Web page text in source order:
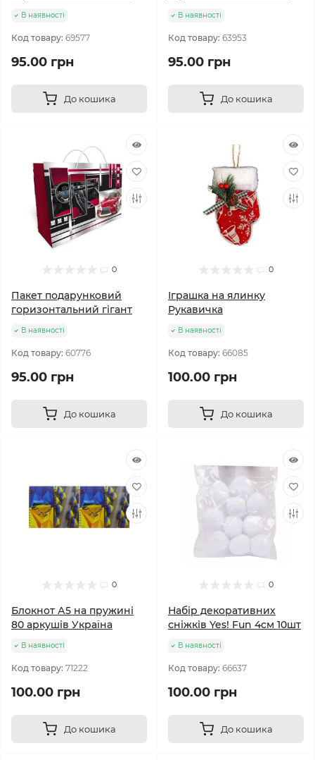
В наявності
Код товару: 69577
95.00 грн
До кошика
В наявності
Код товару: 63953
95.00 грн
До кошика
0
Пакет подарунковий
горизонтальний гігант
В наявності
Код товару: 60776
95.00 грн
До кошика
0
Іграшка на ялинку
Рукавичка
В наявності
Код товару: 66085
100.00 грн
До кошика
0
Блокнот А5 на пружині
80 аркушів Україна
В наявності
Код товару: 71222
100.00 грн
До кошика
0
Набір декоративних
сніжків Yes! Fun 4см 10шт
В наявності
Код товару: 66637
100.00 грн
До кошика